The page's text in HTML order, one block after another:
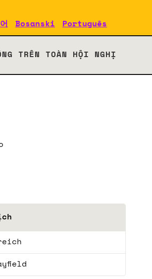
Bosanski Português
TRÊN TOÀN HỘI NGHỊ